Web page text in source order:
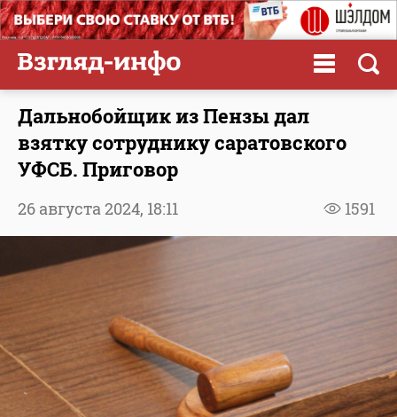
Дальнобойщик из Пензы дал
взятку сотруднику саратовского
УФСБ. Приговор
1591
26 августа 2024, 18:11